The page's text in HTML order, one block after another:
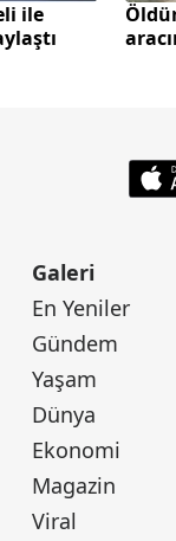
ile
Galeri
En Yeniler
Gündem
Yaşam
Dünya
Ekonomi
Magazin
Viral